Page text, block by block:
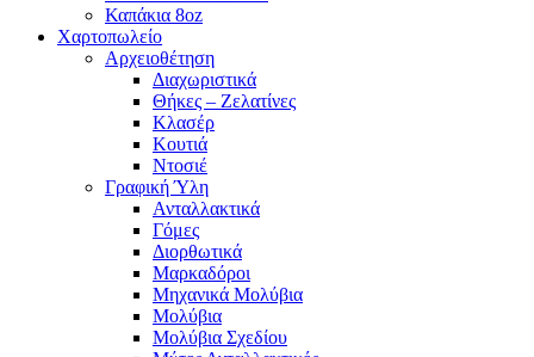
Καπάκια 8oz
Χαρτοπωλείο
Αρχειοθέτηση
Διαχωριστικά
Θήκες – Ζελατίνες
Κλασέρ
Κουτιά
Ντοσιέ
Γραφική Ύλη
Ανταλλακτικά
Γόμες
Διορθωτικά
Μαρκαδόροι
Μηχανικά Μολύβια
Μολύβια
Μολύβια Σχεδίου